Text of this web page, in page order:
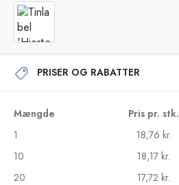
PRISER OG RABATTER
Mængde Pris pr. stk.
1
18,76 kr.
10
18,17 kr.
20
17,72 kr.